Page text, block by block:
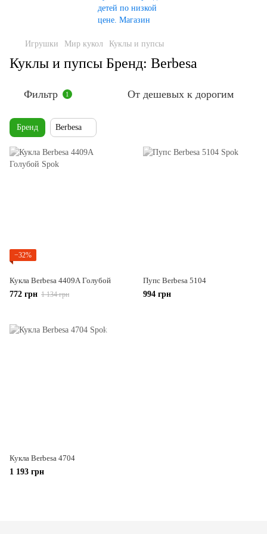
Игрушки Мир кукол Куклы и пупсы
Куклы и пупсы Бренд: Berbesa
Фильтр 1 От дешевых к дорогим
Бренд Berbesa
−32%
Кукла Berbesa 4409А Голубой
772 грн 1 134 грн
Пупс Berbesa 5104
994 грн
Кукла Berbesa 4704
1 193 грн